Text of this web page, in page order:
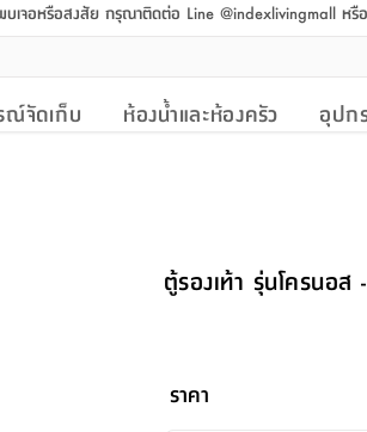
เจอหรือสงสัย กรุณาติดต่อ Line @indexlivingmall ห
จัดเก็บ ห้องน้ำและห้องครัว อุปก
ตู้รองเท้า รุ่นโครนอส
ราคา